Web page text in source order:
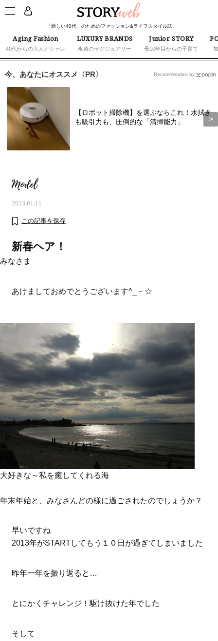
「新しい40代」のためのファッション&ライフスタイル誌
Aging Fashion
40代からの大人オシャレ
LUXURY BRANDS
永遠のラグジュアリー
Junior STORY
母10年目からの子育て
す
ママとパパに贈る「ジェンダーレ
ス学」
タログ
今、あなたにオススメ〈PR〉
【ロボット掃除機】を選ぶならこれ！水拭き
も吸引力も、圧倒的な「清掃能力」
Recommended by
Model
2013.01.11
この記事を保存
新春ヘア！
みなさま
あけましておめでとうございます^_－☆
大好きな～私を癒してくれる海
年末年始と、みなさんどの様に過ごされたのでしょうか？
早いですね
2013年がSTARTしてもう１０日が過ぎてしまいました
昨年一年を振り返ると…
とにかくチャレンジ！駆け抜けた年でした
そして